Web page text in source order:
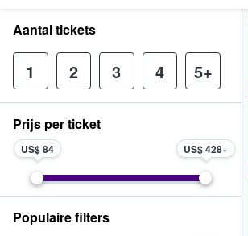
Aantal tickets
1 2 3 4 5+
Prijs per ticket
US$ 84 US$ 428
Populaire filters